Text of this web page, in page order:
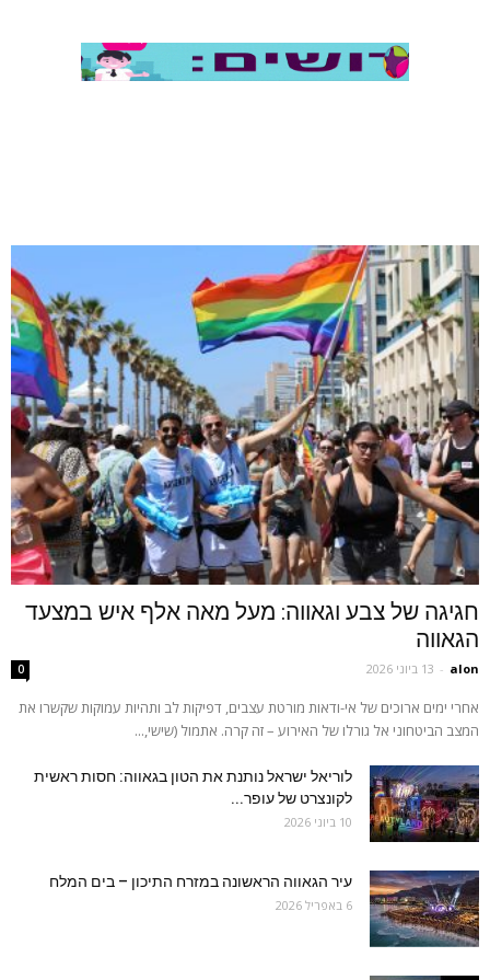
חגיגה של צבע וגאווה: מעל מאה אלף איש במצעד
הגאווה
alon
- 13 ביוני 2026 0
אחרי ימים ארוכים של אי-ודאות מורטת עצבים, דפיקות לב ותהיות עמוקות שקשרו את
המצב הביטחוני אל גורלו של האירוע – זה קרה. אתמול (שישי,...
לוריאל ישראל נותנת את הטון בגאווה: חסות ראשית
לקונצרט של עופר...
10 ביוני 2026
עיר הגאווה הראשונה במזרח התיכון – בים המלח
6 באפריל 2026